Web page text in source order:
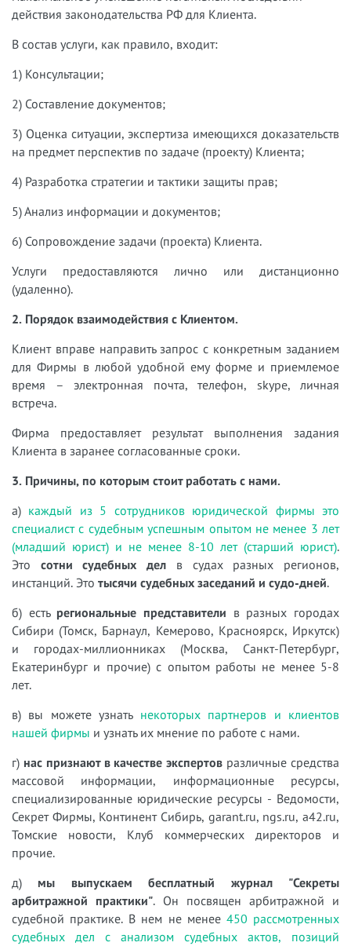
действия законодательства РФ для Клиента.
В состав услуги, как правило, входит:
1) Консультации;
2) Составление документов;
3) Оценка ситуации, экспертиза имеющихся доказательств
на предмет перспектив по задаче (проекту) Клиента;
4) Разработка стратегии и тактики защиты прав;
5) Анализ информации и документов;
6) Сопровождение задачи (проекта) Клиента.
Услуги предоставляются лично или дистанционно
(удаленно).
2. Порядок взаимодействия с Клиентом.
Клиент вправе направить запрос с конкретным заданием
для Фирмы в любой удобной ему форме и приемлемое
время – электронная почта, телефон, skype, личная
встреча.
Фирма предоставляет результат выполнения задания
Клиента в заранее согласованные сроки.
3. Причины, по которым стоит работать с нами.
а) каждый из 5 сотрудников юридической фирмы это
специалист с судебным успешным опытом не менее 3 лет
(младший юрист) и не менее 8-10 лет (старший юрист).
Это сотни судебных дел в судах разных регионов,
инстанций. Это тысячи судебных заседаний и судо-дней.
б) есть региональные представители в разных городах
Сибири (Томск, Барнаул, Кемерово, Красноярск, Иркутск)
и городах-миллионниках (Москва, Санкт-Петербург,
Екатеринбург и прочие) с опытом работы не менее 5-8
лет.
в) вы можете узнать некоторых партнеров и клиентов
нашей фирмы и узнать их мнение по работе с нами.
г) нас признают в качестве экспертов различные средства
массовой информации, информационные ресурсы,
специализированные юридические ресурсы - Ведомости,
Секрет Фирмы, Континент Сибирь, garant.ru, ngs.ru, a42.ru,
Томские новости, Клуб коммерческих директоров и
прочие.
д) мы выпускаем бесплатный журнал "Секреты
арбитражной практики". Он посвящен арбитражной и
судебной практике. В нем не менее 450 рассмотренных
судебных дел с анализом судебных актов, позиций